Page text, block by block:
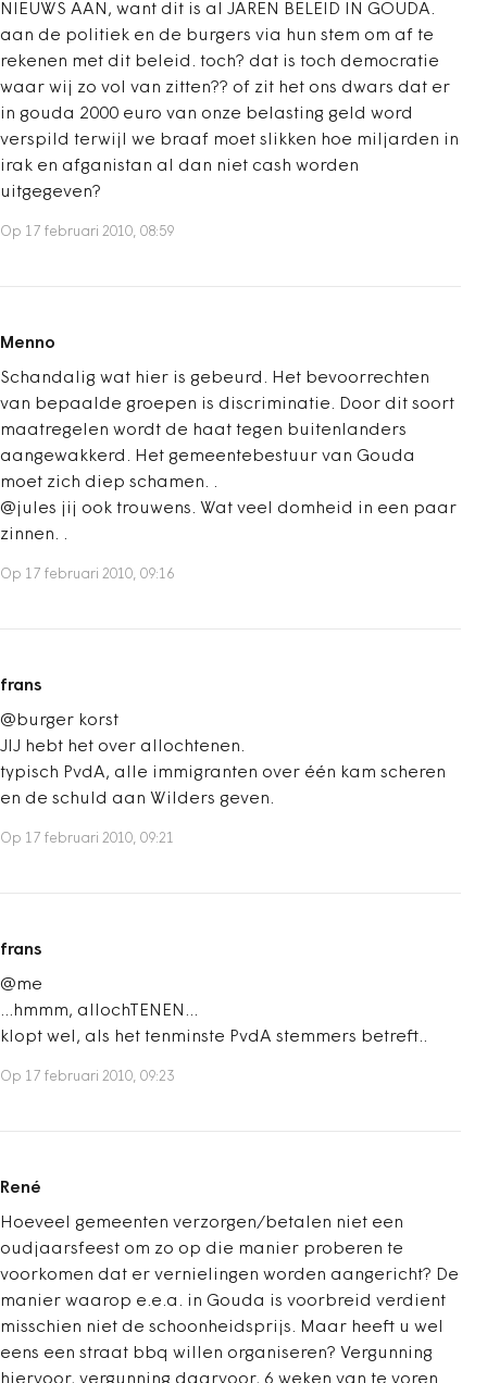
NIEUWS AAN, want dit is al JAREN BELEID IN GOUDA.
aan de politiek en de burgers via hun stem om af te
rekenen met dit beleid. toch? dat is toch democratie
waar wij zo vol van zitten?? of zit het ons dwars dat er
in gouda 2000 euro van onze belasting geld word
verspild terwijl we braaf moet slikken hoe miljarden in
irak en afganistan al dan niet cash worden
uitgegeven?
Op 17 februari 2010, 08:59
Menno
Schandalig wat hier is gebeurd. Het bevoorrechten
van bepaalde groepen is discriminatie. Door dit soort
maatregelen wordt de haat tegen buitenlanders
aangewakkerd. Het gemeentebestuur van Gouda
moet zich diep schamen. .
@jules jij ook trouwens. Wat veel domheid in een paar
zinnen. .
Op 17 februari 2010, 09:16
frans
@burger korst
JIJ hebt het over allochtenen.
typisch PvdA, alle immigranten over één kam scheren
en de schuld aan Wilders geven.
Op 17 februari 2010, 09:21
frans
@me
...hmmm, allochTENEN...
klopt wel, als het tenminste PvdA stemmers betreft..
Op 17 februari 2010, 09:23
René
Hoeveel gemeenten verzorgen/betalen niet een
oudjaarsfeest om zo op die manier proberen te
voorkomen dat er vernielingen worden aangericht? De
manier waarop e.e.a. in Gouda is voorbreid verdient
misschien niet de schoonheidsprijs. Maar heeft u wel
eens een straat bbq willen organiseren? Vergunning